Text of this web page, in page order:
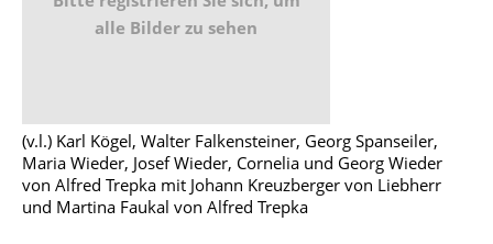
alle Bilder zu sehen
(v.l.) Karl Kögel, Walter Falkensteiner, Georg Spanseiler,
Maria Wieder, Josef Wieder, Cornelia und Georg Wieder
von Alfred Trepka mit Johann Kreuzberger von Liebherr
und Martina Faukal von Alfred Trepka